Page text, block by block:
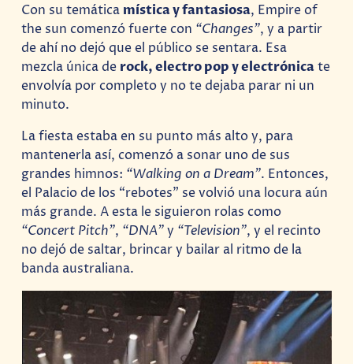
Con su temática mística y fantasiosa, Empire of
the sun comenzó fuerte con “Changes”, y a partir
de ahí no dejó que el público se sentara. Esa
mezcla única de rock, electro pop y electrónicate
envolvía por completo y no te dejaba parar ni un
minuto.
La fiesta estaba en su punto más alto y, para
mantenerla así, comenzó a sonar uno de sus
grandes himnos: “Walking on a Dream”. Entonces,
el Palacio de los “rebotes” se volvió una locura aún
más grande. A esta le siguieron rolas como
“Concert Pitch”, “DNA”y “Television”, y el recinto
no dejó de saltar, brincar y bailar al ritmo de la
banda australiana.